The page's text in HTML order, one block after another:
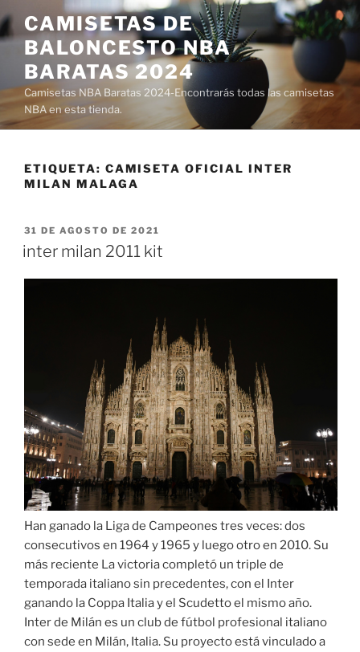
al
contenido
CAMISETAS DE
BALONCESTO NBA
BARATAS 2024
Camisetas NBA Baratas 2024-Encontrarás todas las camisetas
NBA en esta tienda.
ETIQUETA: CAMISETA OFICIAL INTER
MILAN MALAGA
PUBLICADO
EL
31 DE AGOSTO DE 2021
inter milan 2011 kit
Han ganado la Liga de Campeones tres veces: dos
consecutivos en 1964 y 1965 y luego otro en 2010. Su
más reciente La victoria completó un triple de
temporada italiano sin precedentes, con el Inter
ganando la Coppa Italia y el Scudetto el mismo año.
Inter de Milán es un club de fútbol profesional italiano
con sede en Milán, Italia. Su proyecto está vinculado a